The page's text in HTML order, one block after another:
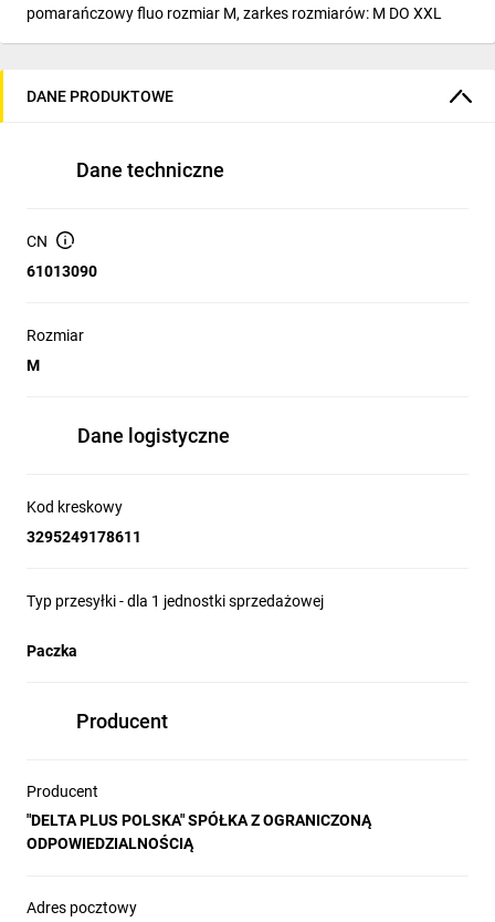
pomarańczowy fluo rozmiar M, zarkes rozmiarów: M DO XXL
DANE PRODUKTOWE
Dane techniczne
CN
61013090
Rozmiar
M
Dane logistyczne
Kod kreskowy
3295249178611
Typ przesyłki - dla 1 jednostki sprzedażowej
Paczka
Producent
Producent
"DELTA PLUS POLSKA" SPÓŁKA Z OGRANICZONĄ
ODPOWIEDZIALNOŚCIĄ
Adres pocztowy